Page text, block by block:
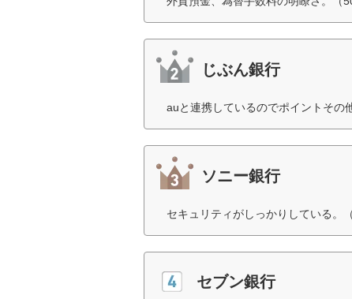
じぶん銀行
auと連携しているのでポイントその
ソニー銀行
セキュリティがしっかりしている。
セブン銀行